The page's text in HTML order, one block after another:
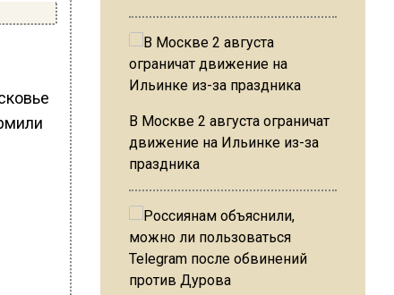
В Москве 2 августа ограничат
движение на Ильинке из-за
праздника